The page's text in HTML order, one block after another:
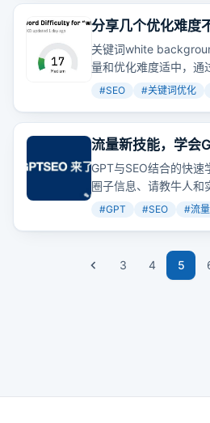
Google搜索引擎里面
排名。了解Google 搜索
要，因为Google在检
过程当中，有非常多的
分享几个优化难度
关键词
关键词white
量和优化难度适中，通
提升网站排名。
#SEO #关键词优化
流量新技能，学会
定全网搜索流量！
GPT与SEO结合的快速
圈子信息、请教牛人和
也能轻松搞定全网
搜索
#GPT #SEO #流量
3 4 5